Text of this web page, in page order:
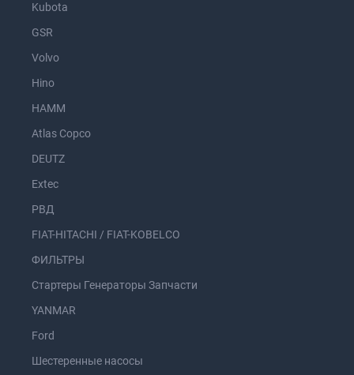
Kubota
GSR
Volvo
Hino
HAMM
Atlas Copco
DEUTZ
Extec
РВД
FIAT-HITACHI / FIAT-KOBELCO
ФИЛЬТРЫ
Стартеры Генераторы Запчасти
YANMAR
Ford
Шестеренные насосы